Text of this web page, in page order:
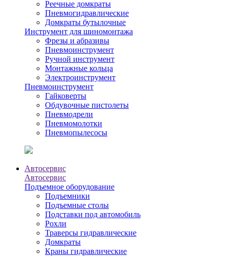
Реечные домкраты
Пневмогидравлические
Домкраты бутылочные
Инструмент для шиномонтажа
Фрезы и абразивы
Пневмоинструмент
Ручной инструмент
Монтажные кольца
Электроинструмент
Пневмоинструмент
Гайковерты
Обдувочные пистолеты
Пневмодрели
Пневмомолотки
Пневмопылесосы
Автосервис
Автосервис
Подъемное оборудование
Подъемники
Подъемные столы
Подставки под автомобиль
Рохли
Траверсы гидравлические
Домкраты
Краны гидравлические